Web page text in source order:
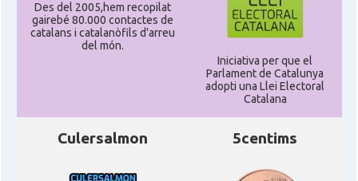
Des del 2005,hem recopilat
gairebé 80.000 contactes de
catalans i catalanòfils d'arreu
del món.
Iniciativa per que el
Parlament de Catalunya
adopti una Llei Electoral
Catalana
Culersalmon 5centims